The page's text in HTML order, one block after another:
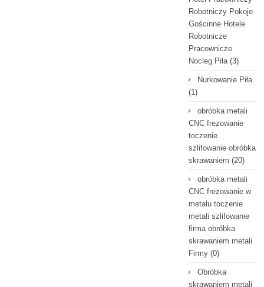
Robotniczy Pokoje
Gościnne Hotele
Robotnicze
Pracownicze
Nocleg Piła(3)
Nurkowanie Piła
(1)
obróbka metali
CNC frezowanie
toczenie
szlifowanie obróbka
skrawaniem (20)
obróbka metali
CNC frezowanie w
metalu toczenie
metali szlifowanie
firma obróbka
skrawaniem metali
Firmy (0)
Obróbka
skrawaniem metali